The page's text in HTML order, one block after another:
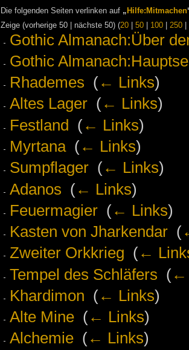
Die folgenden Seiten verlinken auf „ Hilfe:Mitmachen
Zeige (vorherige 50 | nächste 50) (20| 50| 100| 250|
Gothic Almanach:Über
Gothic
Rhademes (← Links)
Altes Lager‎ (← Links)
Festland (← Links)
Myrtana‎ (← Links)
Sumpflager‎ (← Links)
Adanos (← Links)
Feuermagier‎ (← Links)
Kasten von Jharkendar‎ (
Zweiter Orkkrieg (←
Tempel des Schläfers (←
Khardimon (← Links)
Alte Mine‎ (← Links)
Alchemie‎ (← Links)